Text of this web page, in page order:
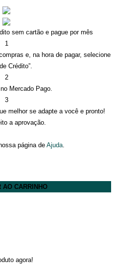
sem cartão e pague por mês
1
e, na hora de pagar, selecione
Crédito”.
2
Mercado Pago.
3
melhor se adapte a você e pronto!
a aprovação.
página de Ajuda.
AO CARRINHO
agora!